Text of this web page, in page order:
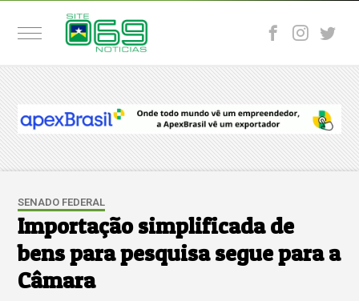
SENADO FEDERAL
Importação simplificada de
bens para pesquisa segue para a
Câmara